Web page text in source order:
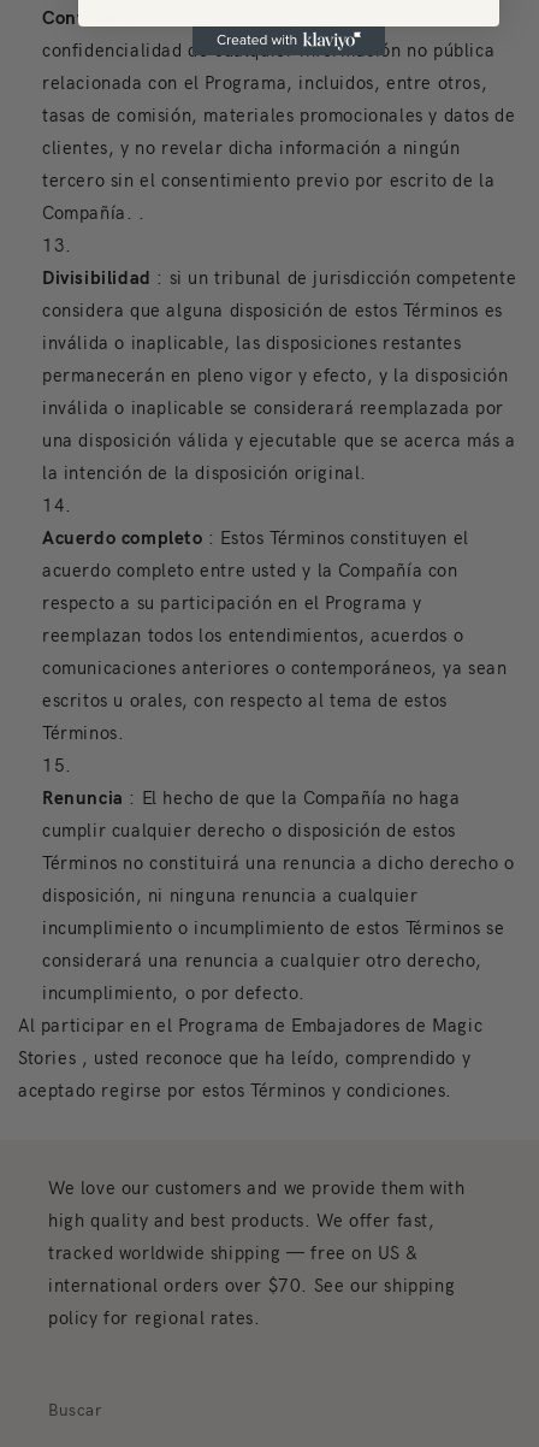
Confidencialidad
confidencialidad de cualquier información no pública
relacionada con el Programa, incluidos, entre otros,
tasas de comisión, materiales promocionales y datos de
clientes, y no revelar dicha información a ningún
tercero sin el consentimiento previo por escrito de la
Compañía. .
Divisibilidad : si un tribunal de jurisdicción competente
considera que alguna disposición de estos Términos es
inválida o inaplicable, las disposiciones restantes
permanecerán en pleno vigor y efecto, y la disposición
inválida o inaplicable se considerará reemplazada por
una disposición válida y ejecutable que se acerca más a
la intención de la disposición original.
Acuerdo completo : Estos Términos constituyen el
acuerdo completo entre usted y la Compañía con
respecto a su participación en el Programa y
reemplazan todos los entendimientos, acuerdos o
comunicaciones anteriores o contemporáneos, ya sean
escritos u orales, con respecto al tema de estos
Términos.
Renuncia : El hecho de que la Compañía no haga
cumplir cualquier derecho o disposición de estos
Términos no constituirá una renuncia a dicho derecho o
disposición, ni ninguna renuncia a cualquier
incumplimiento o incumplimiento de estos Términos se
considerará una renuncia a cualquier otro derecho,
incumplimiento, o por defecto.
Al participar en el Programa de Embajadores de Magic
Stories , usted reconoce que ha leído, comprendido y
aceptado regirse por estos Términos y condiciones.
We love our customers and we provide them with
high quality and best products. We offer fast,
tracked worldwide shipping — free on US &
international orders over $70. See our shipping
policy for regional rates.
Buscar